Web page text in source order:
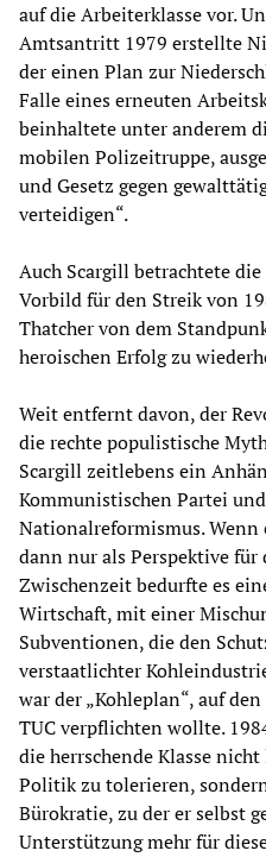
auf die Arbeiterklasse vor.
Amtsantritt 1979 erstellte
der einen Plan zur
Falle eines erneuten
beinhaltete unter anderem
mobilen Polizeitruppe,
und Gesetz gegen
verteidigen“.
Auch Scargill betrachtete
Vorbild für den Streik von
Thatcher von dem
heroischen Erfolg zu
Weit entfernt davon, der
die rechte populistische
Scargill zeitlebens ein
Kommunistischen Partei
Nationalreformismus. Wenn
dann nur als Perspektive
Zwischenzeit bedurfte es
Wirtschaft, mit einer
Subventionen, die den
verstaatlichter
war der „Kohleplan“, auf
TUC verpflichten wollte.
die herrschende Klasse
Politik zu tolerieren,
Bürokratie, zu der er selbst
Unterstützung mehr für